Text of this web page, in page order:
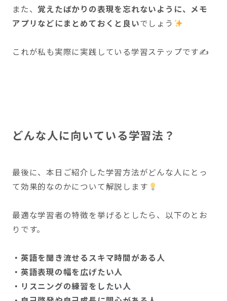
また、 覚えたばかりの表現を忘れないように、メモ
アプリなどにまとめておくと良いでしょう
これが私も実際に実践している学習ステップです✍️
どんな人に向いている学習法？
最後に、本日ご紹介した学習方法がどんな人にとっ
て効果的なのかについて解説します
最適な学習者の特徴を挙げるとしたら、以下のとお
りです。
・英語を聞き流せるスキマ時間がある人
・英語表現の幅を広げたい人
・リスニングの練習をしたい人